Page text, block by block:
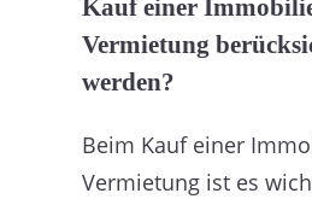
Kauf einer
Vermietung
werden?
Beim Kauf einer
Vermietung ist es